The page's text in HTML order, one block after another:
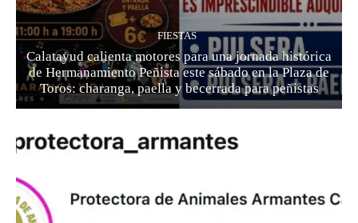
FIESTAS
Calatayud calienta motores para una jornada histórica
de Hermanamiento Peñista este sábado en la Plaza de
Toros: charanga, paella y becerrada para peñistas